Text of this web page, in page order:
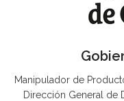
Manipulador de
Dirección General de